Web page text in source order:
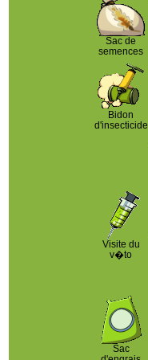
Sac de
semences
Bidon
d'insecticide
Visite du
v�to
Sac